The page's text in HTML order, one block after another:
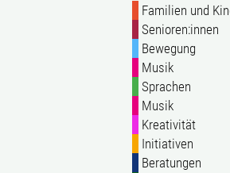
Familien und
Senioren:innen
Bewegung
Musik
Sprachen
Musik
Kreativität
Initiativen
Beratungen